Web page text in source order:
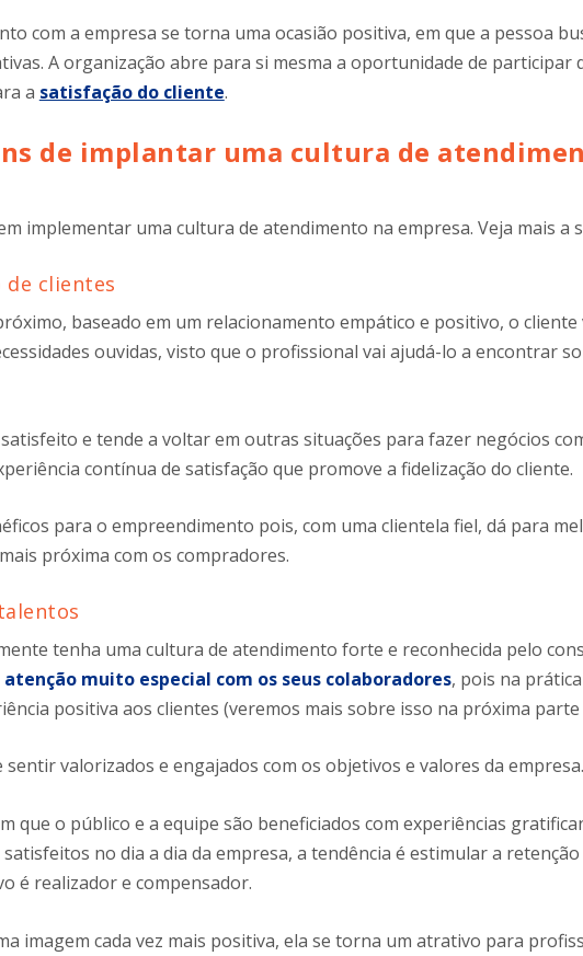
com a empresa se torna uma ocasião positiva, em que a pessoa
A organização abre para si mesma a oportunidade de participar
a satisfação do cliente.
de implantar uma cultura de
implementar uma cultura de atendimento na empresa. Veja mais a
de clientes
baseado em um relacionamento empático e positivo, o cliente
ouvidas, visto que o profissional vai ajudá-lo a encontrar
e tende a voltar em outras situações para fazer negócios
contínua de satisfação que promove a fidelização do cliente.
para o empreendimento pois, com uma clientela fiel, dá para
próxima com os compradores.
tenha uma cultura de atendimento forte e reconhecida pelo
atenção muito especial com os seus colaboradores, pois na
positiva aos clientes (veremos mais sobre isso na próxima
valorizados e engajados com os objetivos e valores da empresa.
que o público e a equipe são beneficiados com experiências
no dia a dia da empresa, a tendência é estimular a
é realizador e compensador.
imagem cada vez mais positiva, ela se torna um atrativo para